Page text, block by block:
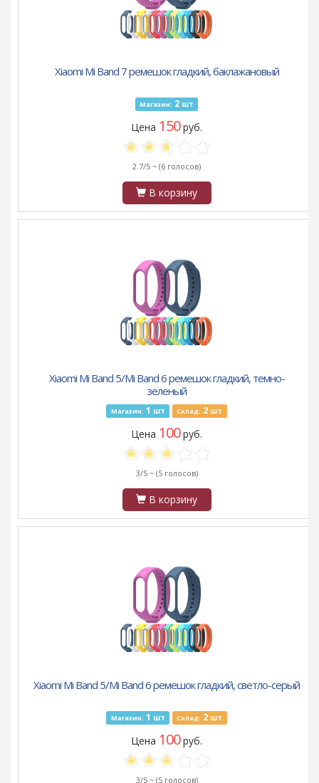
Xiaomi Mi Band 7 ремешок гладкий, баклажановый
Магазин: 2 шт
Цена 150руб.
2.7/5 ~ (6 голосов)
В корзину
Xiaomi Mi Band 5/Mi Band 6 ремешок гладкий, темно-
зеленый
Магазин: 1 шт Склад: 2 шт
Цена 100руб.
3/5 ~ (5 голосов)
В корзину
Xiaomi Mi Band 5/Mi Band 6 ремешок гладкий, светло-серый
Магазин: 1 шт Склад: 2 шт
Цена 100руб.
3/5 ~ (5 голосов)